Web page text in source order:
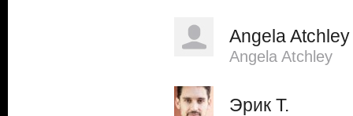
Angela Atchley
Angela Atchley
Эрик Т.